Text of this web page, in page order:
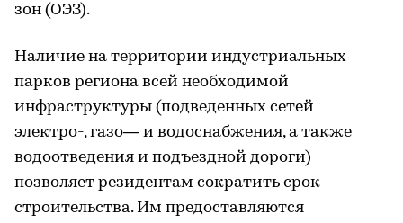
зон (ОЭЗ).
Наличие на территории индустриальных
парков региона всей необходимой
инфраструктуры (подведенных сетей
электро-, газо— и водоснабжения, а также
водоотведения и подъездной дороги)
позволяет резидентам сократить срок
строительства. Им предоставляются